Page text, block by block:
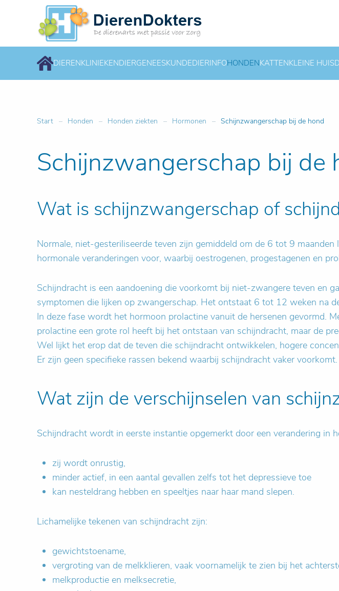
DIERENKLINIEKENDIERGENEESKUNDEDIERINFOHONDENKATTENKLEINE
Start Honden Honden ziekten Hormonen Schijnzwangerschap bij de hond
Schijnzwangerschap bij de
Wat is schijnzwangerschap of
Normale, niet-gesteriliseerde teven zijn gemiddeld om de 6 tot 9
hormonale veranderingen voor, waarbij oestrogenen, progestagenen en
Schijndracht is een aandoening die voorkomt bij niet-zwangere teven en
symptomen die lijken op zwangerschap. Het ontstaat 6 tot 12 weken na
In deze fase wordt het hormoon prolactine vanuit de hersenen gevormd.
prolactine een grote rol heeft bij het ontstaan van schijndracht, maar de
Wel lijkt het erop dat de teven die schijndracht ontwikkelen, hogere
Er zijn geen specifieke rassen bekend waarbij schijndracht vaker voorkomt.
Wat zijn de verschijnselen van
Schijndracht wordt in eerste instantie opgemerkt door een verandering in
zij wordt onrustig,
minder actief, in een aantal gevallen zelfs tot het depressieve toe
kan nesteldrang hebben en speeltjes naar haar mand slepen.
Lichamelijke tekenen van schijndracht zijn:
gewichtstoename,
vergroting van de melkklieren, vaak voornamelijk te zien bij het
melkproductie en melksecretie,